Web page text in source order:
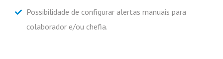
Possibilidade de configurar alertas manuais para
colaborador e/ou chefia.